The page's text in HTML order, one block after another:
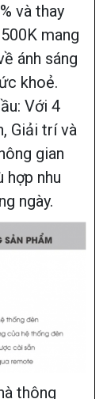
và thay
mang
ánh sáng
khoẻ.
Với 4
Giải trí và
gian
hợp nhu
ngày.
thông